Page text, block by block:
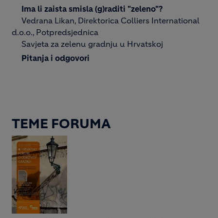
Ima li zaista smisla (g)raditi "zeleno"?
Vedrana Likan, Direktorica Colliers International
d.o.o., Potpredsjednica
Savjeta za zelenu gradnju u Hrvatskoj
Pitanja i odgovori
TEME FORUMA